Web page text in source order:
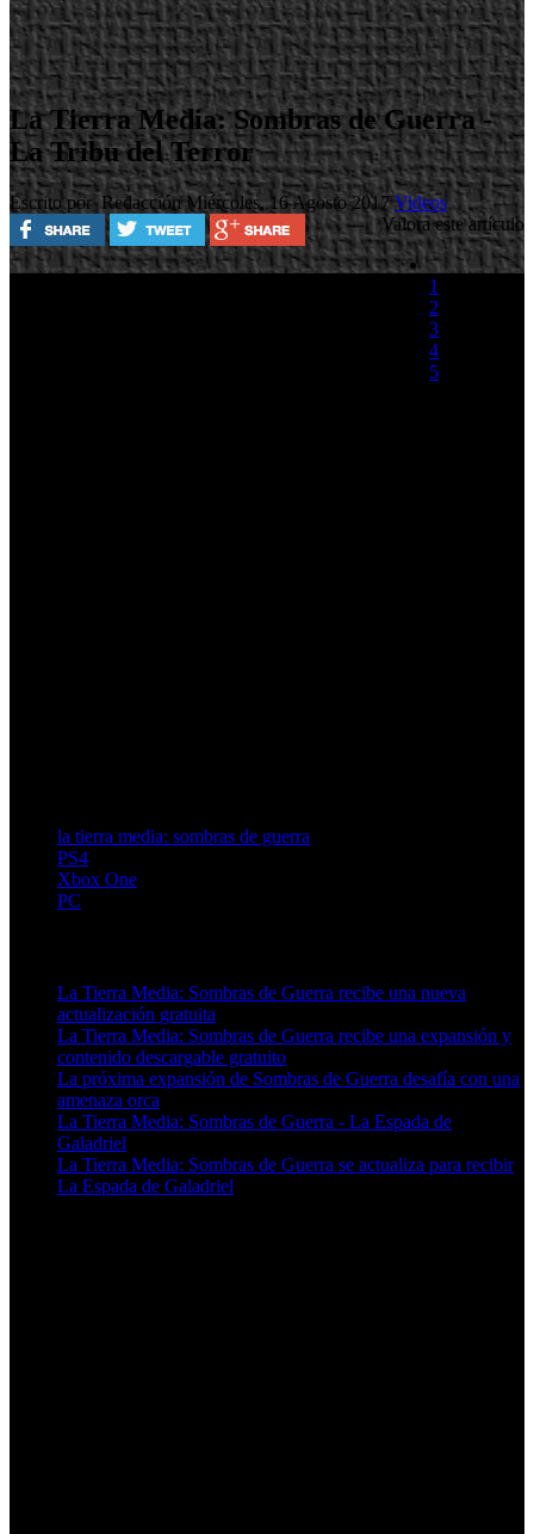
La Tierra Media: Sombras de Guerra -
La Tribu del Terror
Escrito por RedacciónMiércoles, 16 Agosto 2017Videos
Valora este artículo
1
2
3
4
5
la tierra media: sombras de guerra
PS4
Xbox One
PC
La Tierra Media: Sombras de Guerra recibe una nueva
actualización gratuita
La Tierra Media: Sombras de Guerra recibe una expansión y
contenido descargable gratuito
La próxima expansión de Sombras de Guerra desafía con una
amenaza orca
La Tierra Media: Sombras de Guerra - La Espada de
Galadriel
La Tierra Media: Sombras de Guerra se actualiza para recibir
La Espada de Galadriel